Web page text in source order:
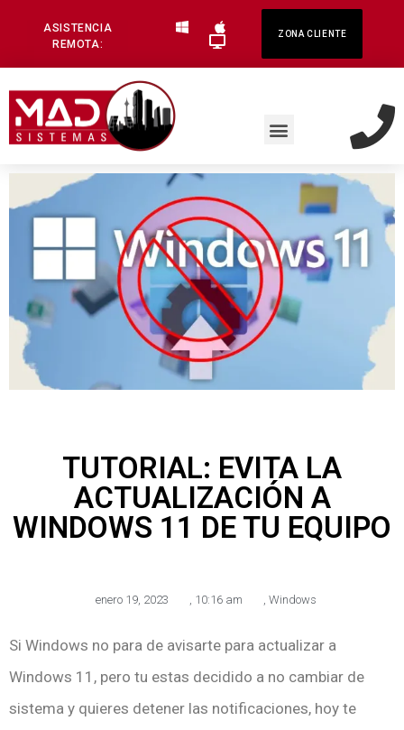
ASISTENCIA
REMOTA:
ZONA CLIENTE
TUTORIAL: EVITA LA
ACTUALIZACIÓN A
WINDOWS 11 DE TU EQUIPO
enero 19, 2023 , 10:16 am , Windows
Si Windows no para de avisarte para actualizar a
Windows 11, pero tu estas decidido a no cambiar de
sistema y quieres detener las notificaciones, hoy te